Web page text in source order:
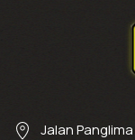
Jalan